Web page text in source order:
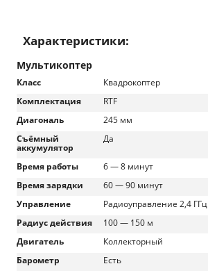
Характеристики:
Мультикоптер
Класс
Квадрокоптер
Комплектация
RTF
Диагональ
245 мм
Съёмный
аккумулятор
Да
Время работы
6 — 8 минут
Время зарядки
60 — 90 минут
Управление
Радиоуправление 2,4 ГГц
Радиус действия
100 — 150 м
Двигатель
Коллекторный
Барометр
Есть